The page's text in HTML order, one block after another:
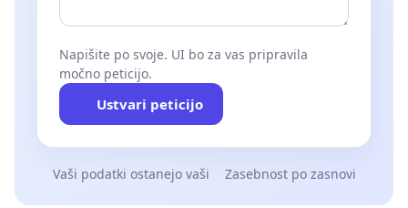
Napišite po svoje. UI bo za vas pripravila
močno peticijo.
Ustvari peticijo
Vaši podatki ostanejo vaši Zasebnost po zasnovi